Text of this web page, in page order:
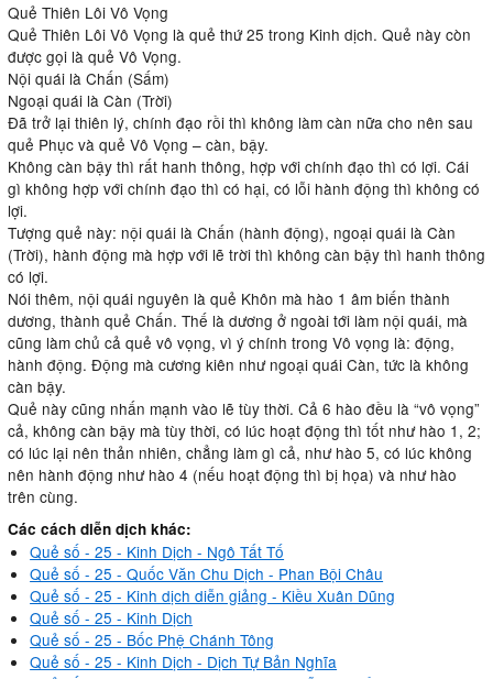
Quẻ Thiên Lôi Vô Vọng
Quẻ Thiên Lôi Vô Vọng là quẻ thứ 25 trong Kinh dịch. Quẻ này còn
được gọi là quẻ Vô Vọng.
Nội quái là Chấn (Sấm)
Ngoại quái là Càn (Trời)
Đã trở lại thiên lý, chính đạo rồi thì không làm càn nữa cho nên sau
quẻ Phục và quẻ Vô Vọng – càn, bậy.
Không càn bậy thì rất hanh thông, hợp với chính đạo thì có lợi. Cái
gì không hợp với chính đạo thì có hại, có lỗi hành động thì không có
lợi.
Tượng quẻ này: nội quái là Chấn (hành động), ngoại quái là Càn
(Trời), hành động mà hợp với lẽ trời thì không càn bậy thì hanh thông
có lợi.
Nói thêm, nội quái nguyên là quẻ Khôn mà hào 1 âm biến thành
dương, thành quẻ Chấn. Thế là dương ở ngoài tới làm nội quái, mà
cũng làm chủ cả quẻ vô vọng, vì ý chính trong Vô vọng là: động,
hành động. Động mà cương kiên như ngoại quái Càn, tức là không
càn bậy.
Quẻ này cũng nhấn mạnh vào lẽ tùy thời. Cả 6 hào đều là “vô vọng”
cả, không càn bậy mà tùy thời, có lúc hoạt động thì tốt như hào 1, 2;
có lúc lại nên thản nhiên, chẳng làm gì cả, như hào 5, có lúc không
nên hành động như hào 4 (nếu hoạt động thì bị họa) và như hào
trên cùng.
Các cách diễn dịch khác:
Quẻ số - 25 - Kinh Dịch - Ngô Tất Tố
Quẻ số - 25 - Quốc Văn Chu Dịch - Phan Bội Châu
Quẻ số - 25 - Kinh dịch diễn giảng - Kiều Xuân Dũng
Quẻ số - 25 - Kinh Dịch
Quẻ số - 25 - Bốc Phệ Chánh Tông
Quẻ số - 25 - Kinh Dịch - Dịch Tự Bản Nghĩa